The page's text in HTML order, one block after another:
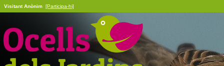
Visitant Anònim [Participa-hi]